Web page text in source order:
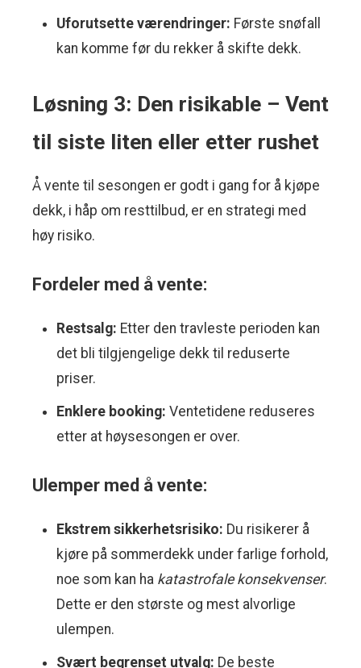
Uforutsette værendringer: Første snøfall
kan komme før du rekker å skifte dekk.
Løsning 3: Den risikable – Vent
til siste liten eller etter rushet
Å vente til sesongen er godt i gang for å kjøpe
dekk, i håp om resttilbud, er en strategi med
høy risiko.
Fordeler med å vente:
Restsalg: Etter den travleste perioden kan
det bli tilgjengelige dekk til reduserte
priser.
Enklere booking: Ventetidene reduseres
etter at høysesongen er over.
Ulemper med å vente:
Ekstrem sikkerhetsrisiko: Du risikerer å
kjøre på sommerdekk under farlige forhold,
noe som kan ha katastrofale konsekvenser.
Dette er den største og mest alvorlige
ulempen.
Svært begrenset utvalg: De beste